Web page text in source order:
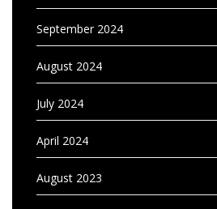
September 2024
August 2024
July 2024
April 2024
August 2023